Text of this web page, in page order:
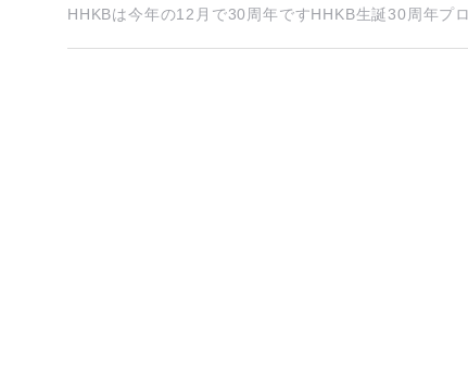
HHKBは今年の12月で30周年ですHHKB生誕30周年プ